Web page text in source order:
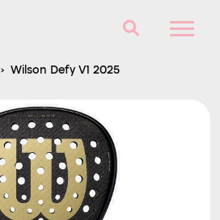
› Wilson Defy V1 2025